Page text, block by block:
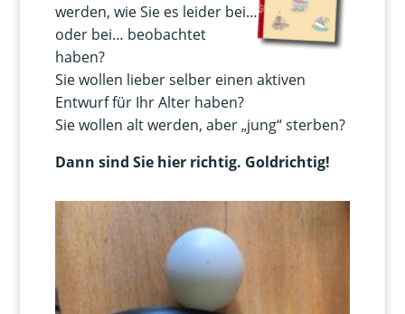
werden, wie Sie es leider bei…
oder bei… beobachtet
haben?
Sie wollen lieber selber einen aktiven
Entwurf für Ihr Alter haben?
Sie wollen alt werden, aber „jung“ sterben?
Dann sind Sie hier richtig. Goldrichtig!